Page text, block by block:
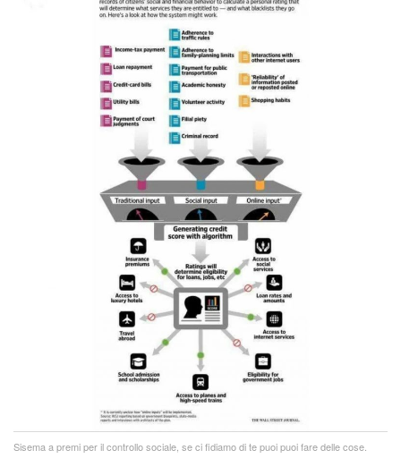
Sisema a premi per il controllo sociale, se ci fidiamo di te puoi puoi fare delle cose.